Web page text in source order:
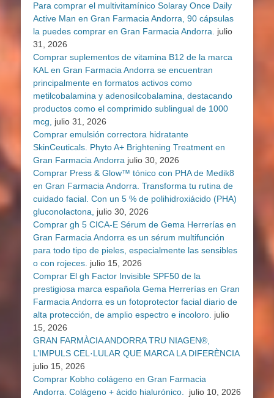
Para comprar el multivitamínico Solaray Once Daily
Active Man en Gran Farmacia Andorra, 90 cápsulas
la puedes comprar en Gran Farmacia Andorra.
julio
31, 2026
Comprar suplementos de vitamina B12 de la marca
KAL en Gran Farmacia Andorra se encuentran
principalmente en formatos activos como
metilcobalamina y adenosilcobalamina, destacando
productos como el comprimido sublingual de 1000
mcg,
julio 31, 2026
Comprar emulsión correctora hidratante
SkinCeuticals. Phyto A+ Brightening Treatment en
Gran Farmacia Andorra julio 30, 2026
Comprar Press & Glow™ tónico con PHA de Medik8
en Gran Farmacia Andorra. Transforma tu rutina de
cuidado facial. Con un 5 % de polihidroxiácido (PHA)
gluconolactona,
julio 30, 2026
Comprar gh 5 CICA-E Sérum de Gema Herrerías en
Gran Farmacia Andorra es un sérum multifunción
para todo tipo de pieles, especialmente las sensibles
o con rojeces. julio 15, 2026
Comprar El gh Factor Invisible SPF50 de la
prestigiosa marca española Gema Herrerías en Gran
Farmacia Andorra es un fotoprotector facial diario de
alta protección, de amplio espectro e incoloro. julio
15, 2026
GRAN FARMÀCIA ANDORRA TRU NIAGEN®,
L’IMPULS CEL·LULAR QUE MARCA LA DIFERÈNCIA
julio 15, 2026
Comprar Kobho colágeno en Gran Farmacia
Andorra. Colágeno + ácido hialurónico.
julio 10, 2026